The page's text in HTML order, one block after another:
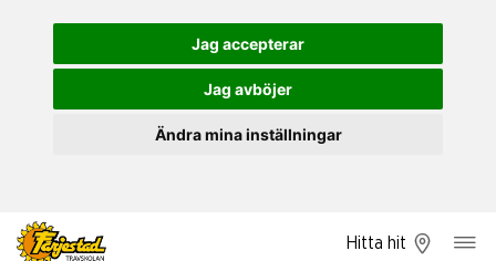
Jag accepterar
Jag avböjer
Ändra mina inställningar
Hitta hit